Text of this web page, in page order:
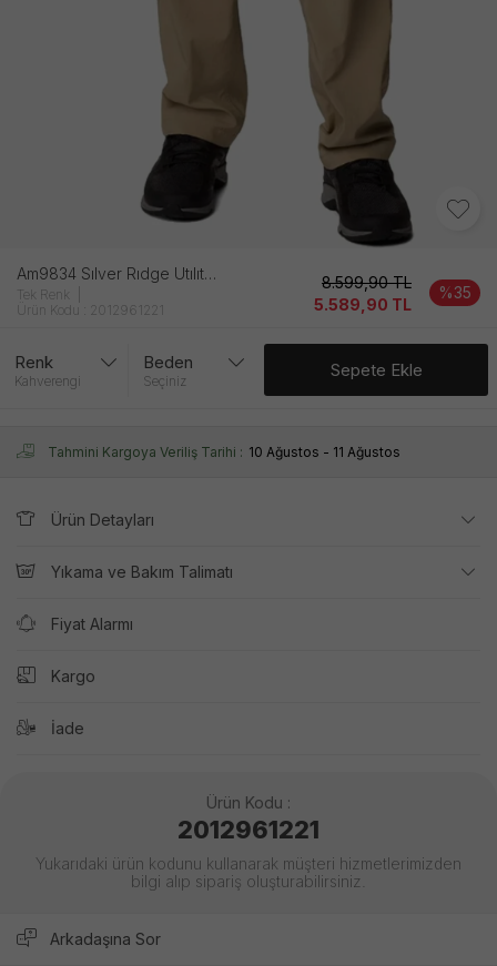
Am9834 Sılver Rıdge Utılıty Erkek Kahverengi̇ Pantolon
Tek Renk
Ürün Kodu : 2012961221
8.599,90TL
5.589,90 TL
%35
Renk
Kahverengi
Beden
Seçiniz
Sepete Ekle
Tahmini Kargoya Veriliş Tarihi : 10 Ağustos - 11 Ağustos
Ürün Detayları
Yıkama ve Bakım Talimatı
Fiyat Alarmı
Kargo
İade
Ürün Kodu :
2012961221
Yukarıdaki ürün kodunu kullanarak müşteri hizmetlerimizden
bilgi alıp sipariş oluşturabilirsiniz.
Arkadaşına Sor